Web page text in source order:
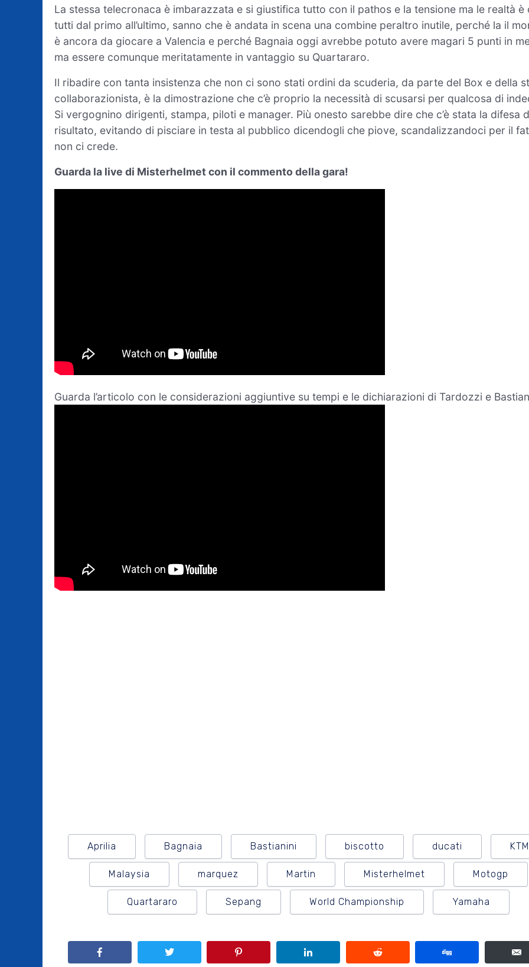
La stessa telecronaca è imbarazzata e si giustifica tutto con il pathos e la tensione ma le realtà è
tutti dal primo all’ultimo, sanno che è andata in scena una combine peraltro inutile, perché la il
è ancora da giocare a Valencia e perché Bagnaia oggi avrebbe potuto avere magari 5 punti in
ma essere comunque meritatamente in vantaggio su Quartararo.
Il ribadire con tanta insistenza che non ci sono stati ordini da scuderia, da parte del Box e della
collaborazionista, è la dimostrazione che c’è proprio la necessità di scusarsi per qualcosa di
Si vergognino dirigenti, stampa, piloti e manager. Più onesto sarebbe dire che c’è stata la difesa
risultato, evitando di pisciare in testa al pubblico dicendogli che piove, scandalizzandoci per il
non ci crede.
Guarda la live di Misterhelmet con il commento della gara!
Guarda l’articolo con le considerazioni aggiuntive su tempi e le dichiarazioni di Tardozzi e
Aprilia Bagnaia Bastianini biscotto ducati KTM
Malaysia marquez Martin Misterhelmet Motogp
Quartararo Sepang World Championship Yamaha